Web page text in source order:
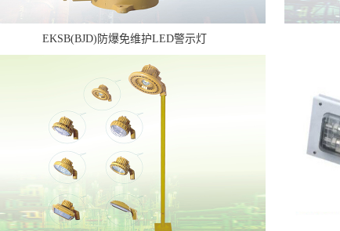
EKSB(BJD)防爆免维护LED警示灯